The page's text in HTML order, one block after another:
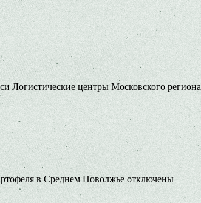
Логистические центры Московского региона
в Среднем Поволжьеотключены